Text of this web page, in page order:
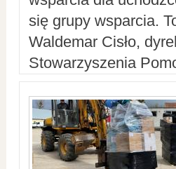
się grupy wsparcia.
Waldemar Cisło,
Stowarzyszenia